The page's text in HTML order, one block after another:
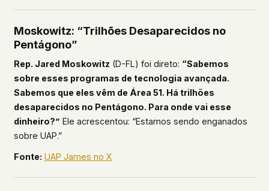
Moskowitz: “Trilhões Desaparecidos no
Pentágono”
Rep. Jared Moskowitz (D-FL) foi direto: “Sabemos
sobre esses programas de tecnologia avançada.
Sabemos que eles vêm de Área 51. Há trilhões
desaparecidos no Pentágono. Para onde vai esse
dinheiro?” Ele acrescentou: “Estamos sendo enganados
sobre UAP.”
Fonte: UAP James no X